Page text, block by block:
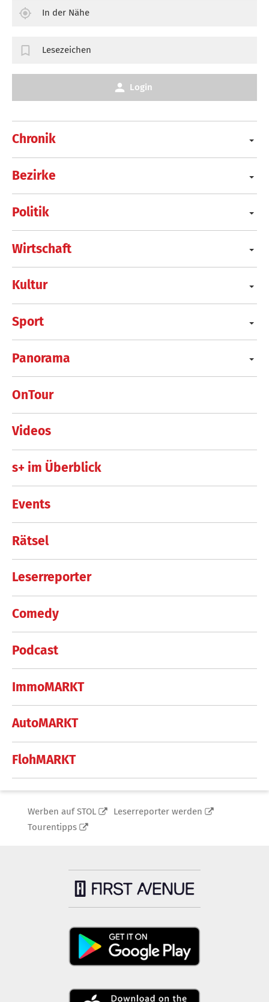
Chronik
Bezirke
Politik
Wirtschaft
Kultur
Sport
Panorama
OnTour
Videos
s+ im Überblick
Events
Rätsel
Leserreporter
Comedy
Podcast
ImmoMARKT
AutoMARKT
FlohMARKT
In der Nähe
Lesezeichen
Login
Werben auf STOL
Leserreporter werden
Tourentipps